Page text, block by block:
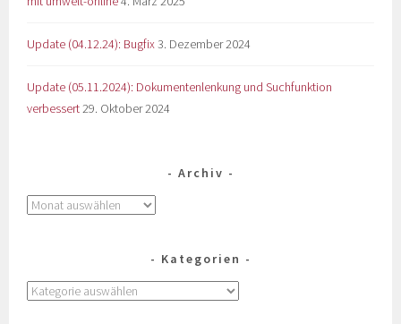
Update (04.12.24): Bugfix3. Dezember 2024
Update (05.11.2024): Dokumentenlenkung und Suchfunktion
verbessert29. Oktober 2024
Archiv
Kategorien